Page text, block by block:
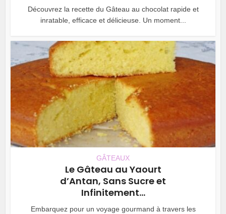
Découvrez la recette du Gâteau au chocolat rapide et
inratable, efficace et délicieuse. Un moment...
GÂTEAUX
Le Gâteau au Yaourt
d’Antan, Sans Sucre et
Infinitement...
Embarquez pour un voyage gourmand à travers les